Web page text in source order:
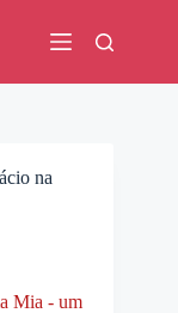
na
Mia - um